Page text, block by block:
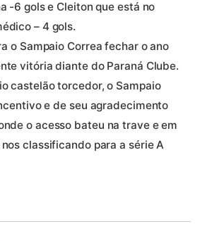
-6 gols e Cleiton que está no
– 4 gols.
o Sampaio Correa fechar o ano
vitória diante do Paraná Clube.
castelão torcedor, o Sampaio
e de seu agradecimento
o acesso bateu na trave e em
classificando para a série A